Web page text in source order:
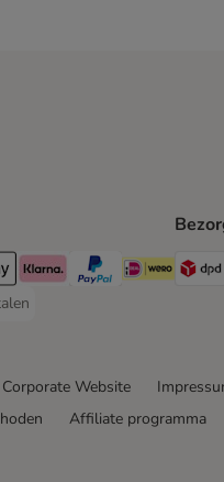
Method
Pay Payment Method
Klarna Payment Method
PayPal Payment
iDeal
Payment Method
Corporate Website
Affiliate programma